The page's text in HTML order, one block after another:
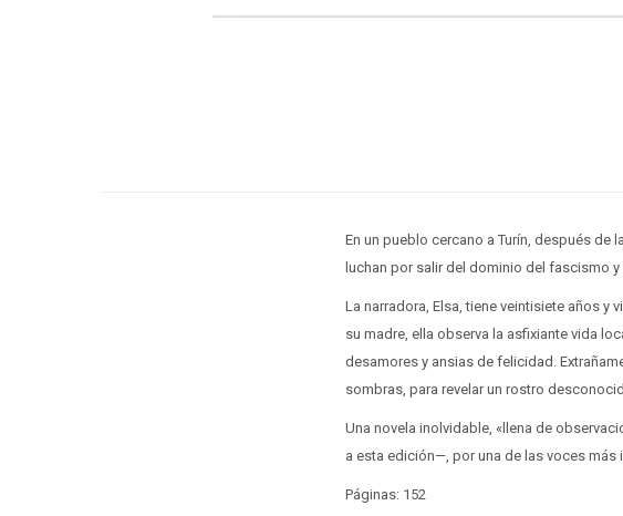
En un pueblo cercano a Turín, después de
luchan por salir del dominio del fascismo
La narradora, Elsa, tiene veintisiete años y
su madre, ella observa la asfixiante vida
desamores y ansias de felicidad.
sombras, para revelar un rostro
Una novela inolvidable, «llena de
a esta edición—, por una de las voces
Páginas: 152